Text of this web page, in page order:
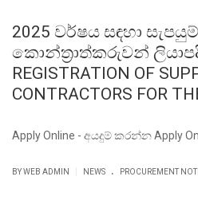
2025 වර්ෂය සඳහා
කොන්ත්‍රාත්කරුවන්
REGISTRATION OF
CONTRACTORS FOR
Apply Online - අයදුම් කරන්න Apply
BY WEB ADMIN NEWS . PROCUREMENT